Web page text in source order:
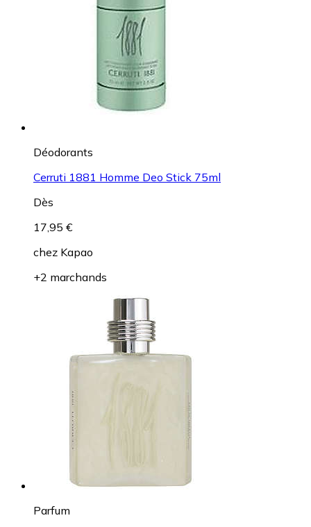
Déodorants
Cerruti 1881 Homme Deo Stick 75ml
Dès
17,95 €
chez Kapao
+2 marchands
Parfum